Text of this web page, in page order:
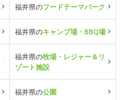
福井県のフードテーマパーク
福井県のキャンプ場・BBQ場
福井県の牧場・レジャー＆リ
ゾート施設
福井県の公園